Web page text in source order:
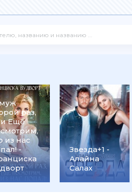
раз,
Ещё
из нас
-
Звезда+1 -
Алайна
Салах